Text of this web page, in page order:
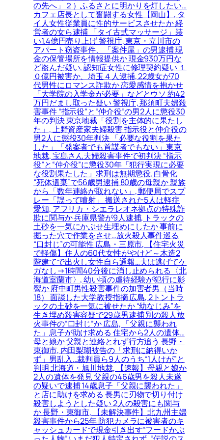
の先へ」２）ふるさとに明かりを灯したい…
カフェ店長として奮闘する女性【岡山】, タ
イ人女性従業員に性的サービスさせたか 経
営者の女ら逮捕 「タイ古式マッサージ」装
い1.4億円売り上げ 警視庁, 東京・立川市の
アパート窃盗事件、「案件屋」の男逮捕 現
金の保管場所を情報提供か 現金930万円な
ど盗んだ疑い, 認知症女性に修理契約疑い １
０億円被害か、埼玉４人逮捕, 22歳女が70
代男性にロマンス詐欺か 恋愛感情を抱かせ
「大学院の入学金が必要」などとウソ 約42
万円だまし取った疑い 警視庁, 那須町夫婦殺
害事件 “指示役”と“仲介役”の男2人に懲役30
年の判決 東京地裁「役割を主体的に果たし
た」, 上野資産家夫婦殺害 指示役と仲介役の
男2人に懲役30年判決 「必要な役割を果た
した」「発案者でも首謀者でもない」東京
地裁, 宝島さん夫婦殺害事件で初判決 “指示
役”と“仲介役”に懲役30年「犯行実現に必要
な役割果たした」求刑は無期懲役, 白骨化
“死体遺棄”で56歳男逮捕 80歳の母親か 親族
から「数年連絡が取れない」, 郵便局でスプ
レー「誤って噴射」 搬送された5人は軽症
愛知, アフリカ・シエラレオネ拠点の特殊詐
欺に関与か 兵庫県警が9人逮捕, トラックの
土砂を一気にかぶせ生埋めにしたか 事前に
掘った穴で作業をさせ…放火殺人事件巡る
“口封じ”の可能性 広島・三原市, 【住宅火災
で軽傷】住人の60代女性がやけど～木造2
階建てで出火し女性自ら通報…夫は逃げてケ
ガなし→1時間40分後に消し止められる〈北
海道室蘭市〉, 幼い頃の虐待経験が犯行に影
響か 府中町男性殺害事件の加害者男（当時
18） 面談した大学教授指摘 広島, 2トントラ
ックの土砂を一気に被せたか “幼なじみ”を
生き埋め殺害容疑で29歳男逮捕 別の殺人放
火事件の“口封じ”か 広島, 「父親に襲われ
た」息子が助け求める 住宅から2人の遺体…
母と娘か 父親と連絡とれず行方追う 長野・
東御市, 内田梨瑚被告の「求刑に納得いか
ず」男乱入…裁判員ら9人のうち“1人けが”と
判明 北海道・旭川地裁, 【速報】母親と娘か
2人の遺体を発見 父親の46歳男を殺人未遂
の疑いで逮捕 14歳息子「父親に襲われた」
と店に助けを求める 長男に刃物で切り付け
殺害しようとした疑い 2人の殺害にも関与
か 長野・東御市, 【未解決事件】北九州主婦
殺害事件から25年 防犯カメラに被害者のキ
ャッシュカードで現金引き出す“フードかぶ